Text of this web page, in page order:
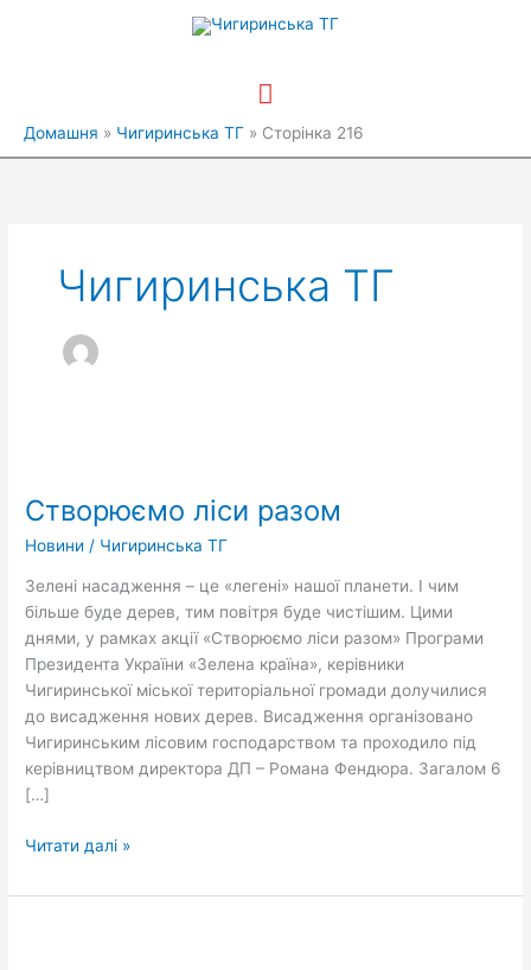
Головне
меню
Домашня Чигиринська ТГ Сторінка 216
Чигиринська ТГ
Створюємо ліси разом
Новини / Чигиринська ТГ
Зелені насадження – це «легені» нашої планети. І чим
більше буде дерев, тим повітря буде чистішим. Цими
днями, у рамках акції «Створюємо ліси разом» Програми
Президента України «Зелена країна», керівники
Чигиринської міської територіальної громади долучилися
до висадження нових дерев. Висадження організовано
Чигиринським лісовим господарством та проходило під
керівництвом директора ДП – Романа Фендюра. Загалом 6
[…]
разом
Читати далі »